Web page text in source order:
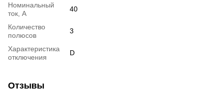
Номинальный
ток, А
40
Количество
полюсов
3
Характеристика
отключения
D
Отзывы